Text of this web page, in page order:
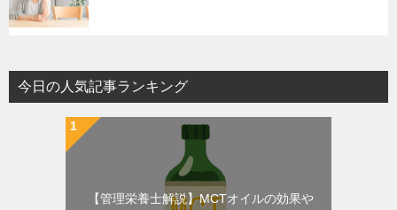
今日の人気記事ランキング
【管理栄養士解説】MCTオイルの効果や